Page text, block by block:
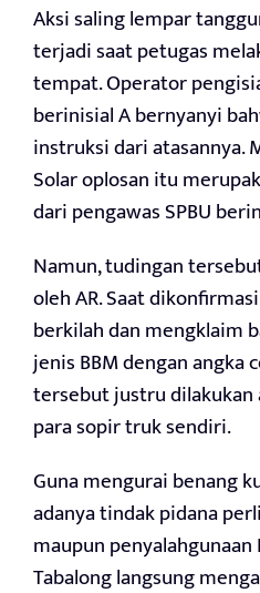
Aksi saling lempar
terjadi saat petugas
tempat. Operator
berinisial A bernyanyi
instruksi dari atasannya.
Solar oplosan itu
dari pengawas SPBU
Namun, tudingan
oleh AR. Saat
berkilah dan mengklaim
jenis BBM dengan angka
tersebut justru
para sopir truk sendiri.
Guna mengurai benang
adanya tindak pidana
maupun
Tabalong langsung